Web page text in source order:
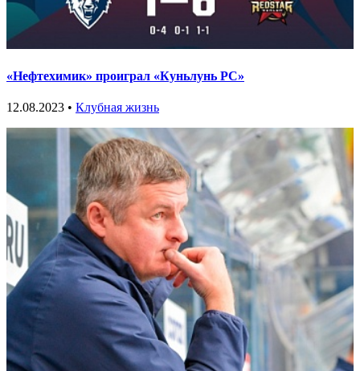
«Нефтехимик» проиграл «Куньлунь РС»
12.08.2023 • Клубная жизнь